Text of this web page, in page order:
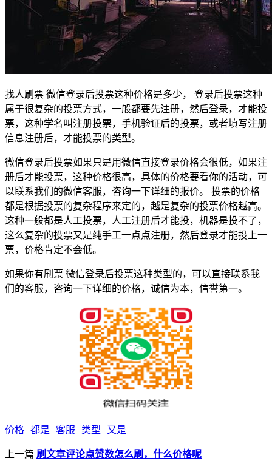
找人刷票 微信登录后投票这种价格是多少， 登录后投票这种
属于很复杂的投票方式，一般都要先注册，然后登录，才能投
票，这种学名叫注册投票，手机验证后的投票，或者填写注册
信息注册后，才能投票的类型。
微信登录后投票如果只是用微信直接登录价格会很低，如果注
册后才能投票，这种价格很高，具体的价格要看你的活动，可
以联系我们的微信客服，咨询一下详细的报价。 投票的价格
都是根据投票的复杂程序来定的，越是复杂的投票价格越高。
这种一般都是人工投票，人工注册后才能投，机器是投不了，
这么复杂的投票又是纯手工一点点注册，然后登录才能投上一
票，价格肯定不会低。
如果你有刷票 微信登录后投票这种类型的，可以直接联系我
们的客服，咨询一下详细的价格，诚信为本，信誉第一。
价格 都是 客服 类型 又是
上一篇 刷文章评论点赞数怎么刷，什么价格呢